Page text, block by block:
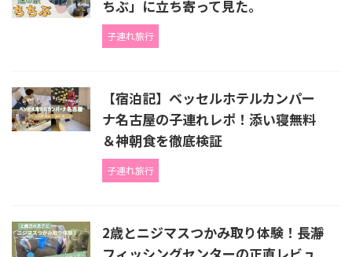
ちぶ」に立ち寄って見た。
子連れ旅行
【宿泊記】ベッセルホテルカンパー
ナ名古屋の子連れレポ！添い寝無料
＆神朝食を徹底検証
子連れ旅行
2歳とニジマスつかみ取り体験！長瀞